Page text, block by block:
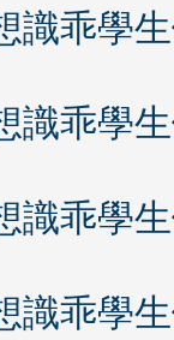
識乖學
識乖學
識乖學
識乖學